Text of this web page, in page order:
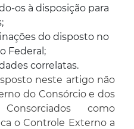
os à disposição para
do disposto no
Federal;
correlatas.
neste artigo não
do Consórcio e dos
como
o Controle Externo a